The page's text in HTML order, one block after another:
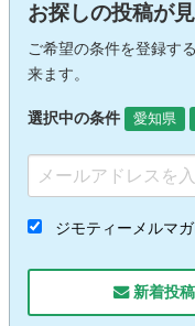
お探しの投稿が
ご希望の条件を登録す
来ます。
選択中の条件 愛知県
ジモティーメルマ
新着投